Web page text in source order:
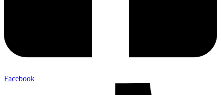
Facebook